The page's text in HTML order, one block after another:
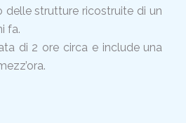
delle strutture ricostruite di un
fa.
di 2 ore circa e include una